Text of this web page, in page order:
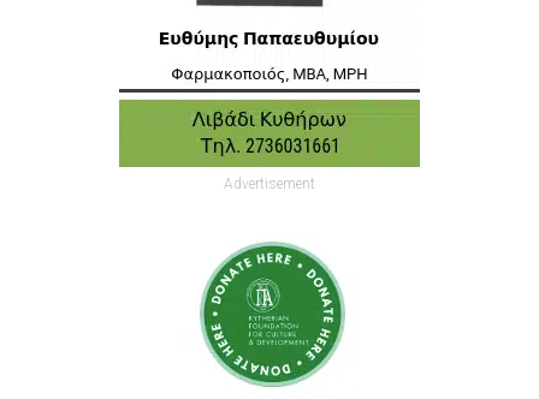
Advertisement